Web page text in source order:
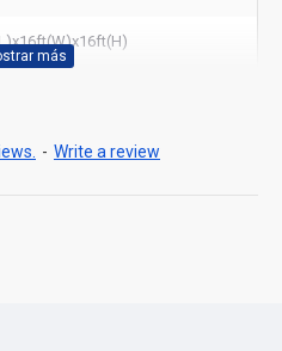
- Write a review